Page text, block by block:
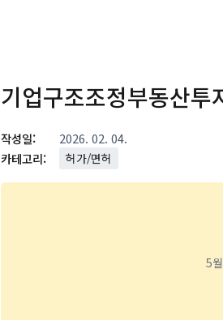
기업구조조정부동산
작성일:
2026. 02. 04.
카테고리:
허가/면허
5